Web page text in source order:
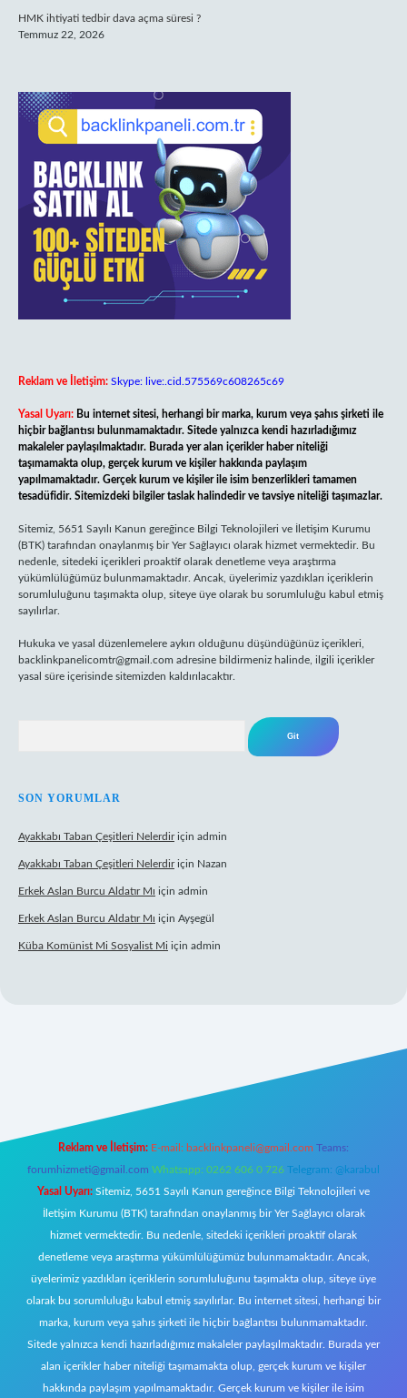
HMK ihtiyati tedbir dava açma süresi ?
Temmuz 22, 2026
Reklam ve İletişim: Skype: live:.cid.575569c608265c69
Yasal Uyarı: Bu internet sitesi, herhangi bir marka, kurum veya şahıs şirketi ile
hiçbir bağlantısı bulunmamaktadır. Sitede yalnızca kendi hazırladığımız
makaleler paylaşılmaktadır. Burada yer alan içerikler haber niteliği
taşımamakta olup, gerçek kurum ve kişiler hakkında paylaşım
yapılmamaktadır. Gerçek kurum ve kişiler ile isim benzerlikleri tamamen
tesadüfidir. Sitemizdeki bilgiler taslak halindedir ve tavsiye niteliği taşımazlar.
Sitemiz, 5651 Sayılı Kanun gereğince Bilgi Teknolojileri ve İletişim Kurumu
(BTK) tarafından onaylanmış bir Yer Sağlayıcı olarak hizmet vermektedir. Bu
nedenle, sitedeki içerikleri proaktif olarak denetleme veya araştırma
yükümlülüğümüz bulunmamaktadır. Ancak, üyelerimiz yazdıkları içeriklerin
sorumluluğunu taşımakta olup, siteye üye olarak bu sorumluluğu kabul etmiş
sayılırlar.
Hukuka ve yasal düzenlemelere aykırı olduğunu düşündüğünüz içerikleri,
backlinkpanelicomtr@gmail.com adresine bildirmeniz halinde, ilgili içerikler
yasal süre içerisinde sitemizden kaldırılacaktır.
SON YORUMLAR
Ayakkabı Taban Çeşitleri Nelerdiriçin admin
Ayakkabı Taban Çeşitleri Nelerdiriçin Nazan
Erkek Aslan Burcu Aldatır Mı için admin
Erkek Aslan Burcu Aldatır Mı için Ayşegül
Küba Komünist Mi Sosyalist Mi için admin
Reklam ve İletişim: E-mail: backlinkpaneli@gmail.com Teams:
forumhizmeti@gmail.com Whatsapp: 0262 606 0 726 Telegram: @karabul
Yasal Uyarı: Sitemiz, 5651 Sayılı Kanun gereğince Bilgi Teknolojileri ve
İletişim Kurumu (BTK) tarafından onaylanmış bir Yer Sağlayıcı olarak
hizmet vermektedir. Bu nedenle, sitedeki içerikleri proaktif olarak
denetleme veya araştırma yükümlülüğümüz bulunmamaktadır. Ancak,
üyelerimiz yazdıkları içeriklerin sorumluluğunu taşımakta olup, siteye üye
olarak bu sorumluluğu kabul etmiş sayılırlar. Bu internet sitesi, herhangi bir
marka, kurum veya şahıs şirketi ile hiçbir bağlantısı bulunmamaktadır.
Sitede yalnızca kendi hazırladığımız makaleler paylaşılmaktadır. Burada yer
alan içerikler haber niteliği taşımamakta olup, gerçek kurum ve kişiler
hakkında paylaşım yapılmamaktadır. Gerçek kurum ve kişiler ile isim